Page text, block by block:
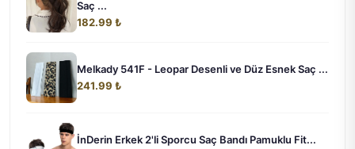
Saç ...
182.99 ₺
Melkady 541F - Leopar Desenli ve Düz Esnek Saç ...
241.99 ₺
İnDerin Erkek 2'li Sporcu Saç Bandı Pamuklu Fit...